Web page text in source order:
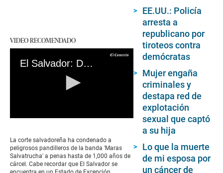
VIDEO RECOMENDADO
El Salvador: Dictan condenas de hasta 1,000 años de cárcel
of
0
seconds
La corte salvadoreña ha condenado a
peligrosos pandilleros de la banda 'Maras
Salvatrucha' a penas hasta de 1,000 años de
cárcel. Cabe recordar que El Salvador se
EE.UU.: Policía
arresta a
republicano por
tiroteos contra
demócratas
Mujer engaña
criminales y
destapa red de
explotación
sexual que captó
a su hija
Lo que la muerte
de mi esposa por
un cáncer de